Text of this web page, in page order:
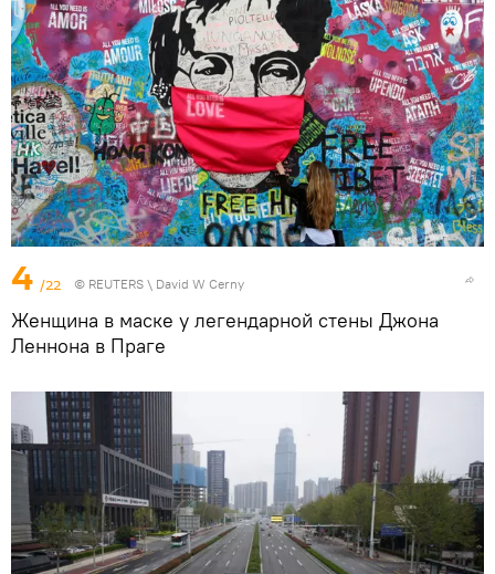
4 /22 © REUTERS \ David W Cerny
Женщина в маске у легендарной стены Джона
Леннона в Праге